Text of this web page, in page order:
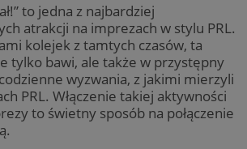
to jedna z najbardziej
atrakcji na imprezach w stylu PRL.
kolejek z tamtych czasów, ta
tylko bawi, ale także w przystępny
wyzwania, z jakimi mierzyli
PRL. Włączenie takiej aktywności
to świetny sposób na połączenie